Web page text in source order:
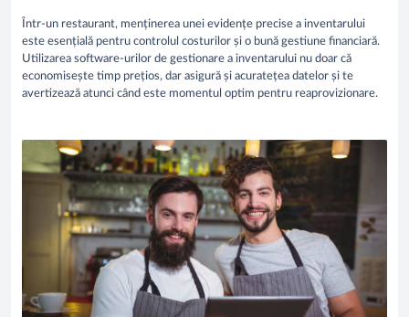
Într-un restaurant, menținerea unei evidențe precise a inventarului
este esențială pentru controlul costurilor și o bună gestiune financiară.
Utilizarea software-urilor de gestionare a inventarului nu doar că
economisește timp prețios, dar asigură și acuratețea datelor și te
avertizează atunci când este momentul optim pentru reaprovizionare.